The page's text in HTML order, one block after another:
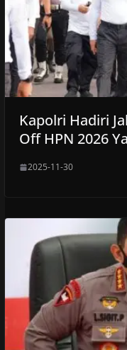
Kapolri Hadiri
Off HPN 2026
2025-11-30